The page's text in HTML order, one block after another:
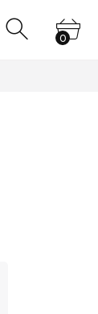
0
0